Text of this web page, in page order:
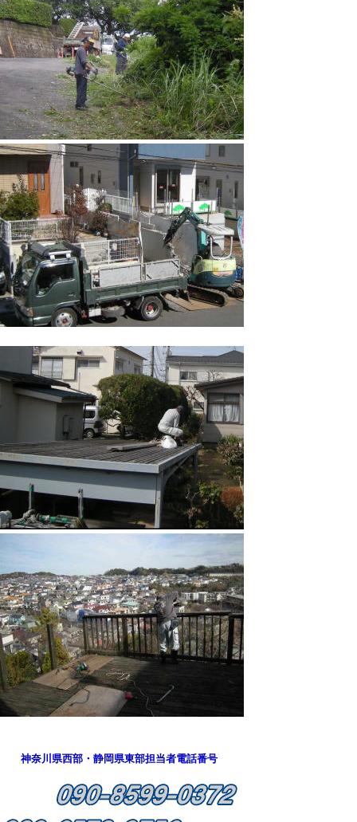
神奈川県西部・静岡県東部担当者電話番号